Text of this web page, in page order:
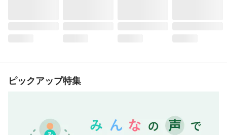
ピックアップ特集